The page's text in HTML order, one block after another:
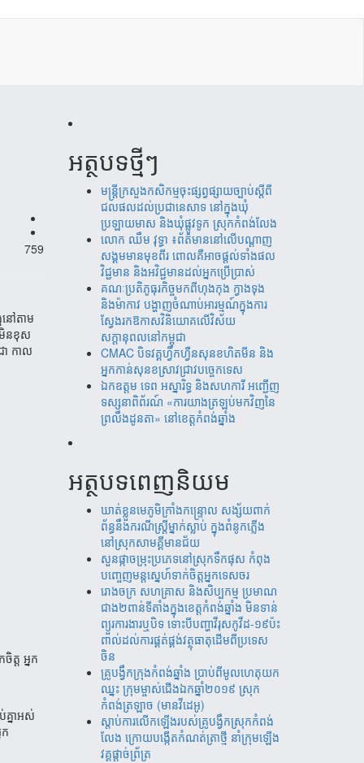
759
នៅតាម
មិន​ខុស​
ា កាល
ត្ត អ្នក
គ្នា​អស់
អត្ថបទថ្មីៗ
មន្ត្រីក្រសួងកសិកម្មចុះផ្សព្វផ្សាយច្បាប់ស្តីពី
ជលផលដល់ប្រជានេសាទ នៅក្នុងឃុំ
ប្រឡាយមាស និងឃុំផ្លូវទូក ស្រុកកំពង់លែង
‎​លោក ឈឹម វុទ្ធា ៖ព័ត៌មាននៅលើបណ្តាញ
សង្គមមានមុខពីរ ពោលគឺអាចផ្តល់ទាំងផល
វិជ្ជមាន និងអវិជ្ជមានដល់អ្នកប្រើប្រាស់
គណៈប្រតិភូធុរកិច្ចមកពីហុងកុង ក្វាងទុង
និងម៉ាកាវ បង្ហាញចំណាប់អារម្មណ៍ក្នុងការ
ស្វែងរកឱកាសវិនិយោគលើវិស័យ
សក្តានុពលនៅកម្ពុជា
CMAC បិទវគ្គហ្វឹកហ្វឺនសុនខហិតមីន និង
អ្នកកាន់សុនខស្រាវជ្រាវបច្ចេកទេស
ឯកឧត្តម ទេព អស្នារិទ្ធ និងសហការី អញ្ជើញ
ទស្សនាពិព័រណ៍ «ការយាងត្រឡប់មកវិញនៃ
ព្រលឹងដូនតា» នៅខេត្តកំពង់ឆ្នាំង
អត្ថបទពេញនិយម
ឃាត់​ខ្លួន​មេភូមិ​ក្រាំង​កន្រ្ទោល សង្ស័យ​ពាក់
ព័ន្ធ​នឹ​ង​​ករណី​ស្រ្តីម្នាក់​ស្លាប់ ​ក្នុង​ពំនូក​ភ្លើង​
នៅស្រុក​សាម​គ្គីមាន​ជ័យ
សួន​​ផ្កា​ច​ម្រុះ​​ប្រភេទ​​នៅ​​ស្រុក​​​ទឹក​​ផុស​​ កំពុង​​
បញ្ចេញ​​​មន្តស្នេហ៍​​​​ទាក់​​​ចិត្ត​​អ្នកទេស​​ចរ​
រោងចក្រ ​សហគ្រាស​ និងសិប្បកម្ម ប្រមាណ​​​
ជាង​​២ពាន់​​ទីតាំង​​ក្នុង​​ខេត្តកំពង់​ឆ្នាំង​ មិន​ទាន់
ព្យួរការងារ​ឬបិទ ទោះបីបញ្ហាវីរុសកូវីដ-១៩ប៉ះ
ពាល់ដល់ការ​ផ្គត់​ផ្គង់​វត្ថុ​ធាតុ​​ដើម​​ពី​​ប្រទេស​
ចិន​
គ្រូបង្វឹកក្រុងកំពង់ឆ្នាំង ប្រាប់ពីមូលហេតុយក
ឈ្នះ ក្រុមម្ចាស់ជើងឯកឆ្នាំ២០១៩ ស្រុក
កំពង់ត្រឡាច (មានវីដេអូ)
ស្តាប់ការលើកឡើងរបស់គ្រូបង្វឹកស្រុកកំពង់
លែង ក្រោយបង្កើតកំណត់ត្រាថ្មី នាំក្រុមឡើង
វគ្គផ្តាច់ព័្រត្រ